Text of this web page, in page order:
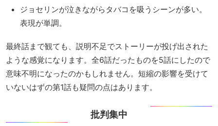
ジョセリンが泣きながらタバコを吸うシーンが多い。
表現が単調。
最終話まで観ても、説明不足でストーリーが投げ出された
ような感覚になります。全6話だったものを5話にしたので
意味不明になったのかもしれません。短縮の影響を受けて
いないはずの第1話も疑問の点はあります。
批判集中